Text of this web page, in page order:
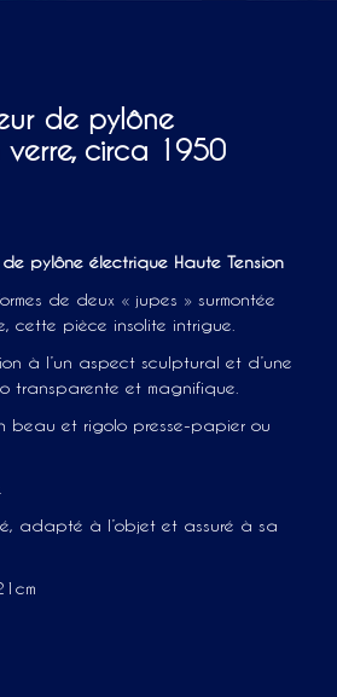
de pylône
circa 1950
pylône électrique Haute Tension
de deux « jupes » surmontée
cette pièce insolite intrigue.
à l’un aspect sculptural et d’une
transparente et magnifique.
beau et rigolo presse-papier ou
adapté à l’objet et assuré à sa